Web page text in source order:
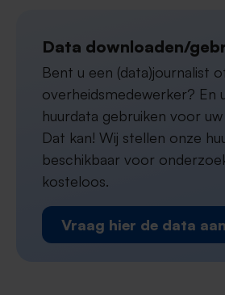
Data downloaden/
Bent u een (data)journalist
overheidsmedewerker? En
huurdata gebruiken voor
Dat kan! Wij stellen onze
beschikbaar voor
kosteloos.
Vraag hier de data